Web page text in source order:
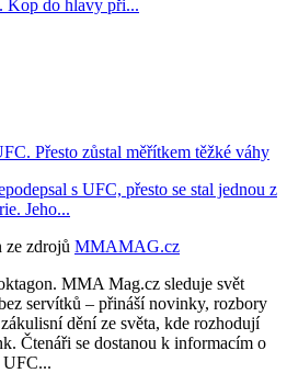
Kop do hlavy při...
Přesto zůstal měřítkem těžké váhy
s UFC, přesto se stal jednou z
Jeho...
ze zdrojů MMAMAG.cz
MMA Mag.cz sleduje svět
servítků – přináší novinky, rozbory
dění ze světa, kde rozhodují
Čtenáři se dostanou k informacím o
UFC...